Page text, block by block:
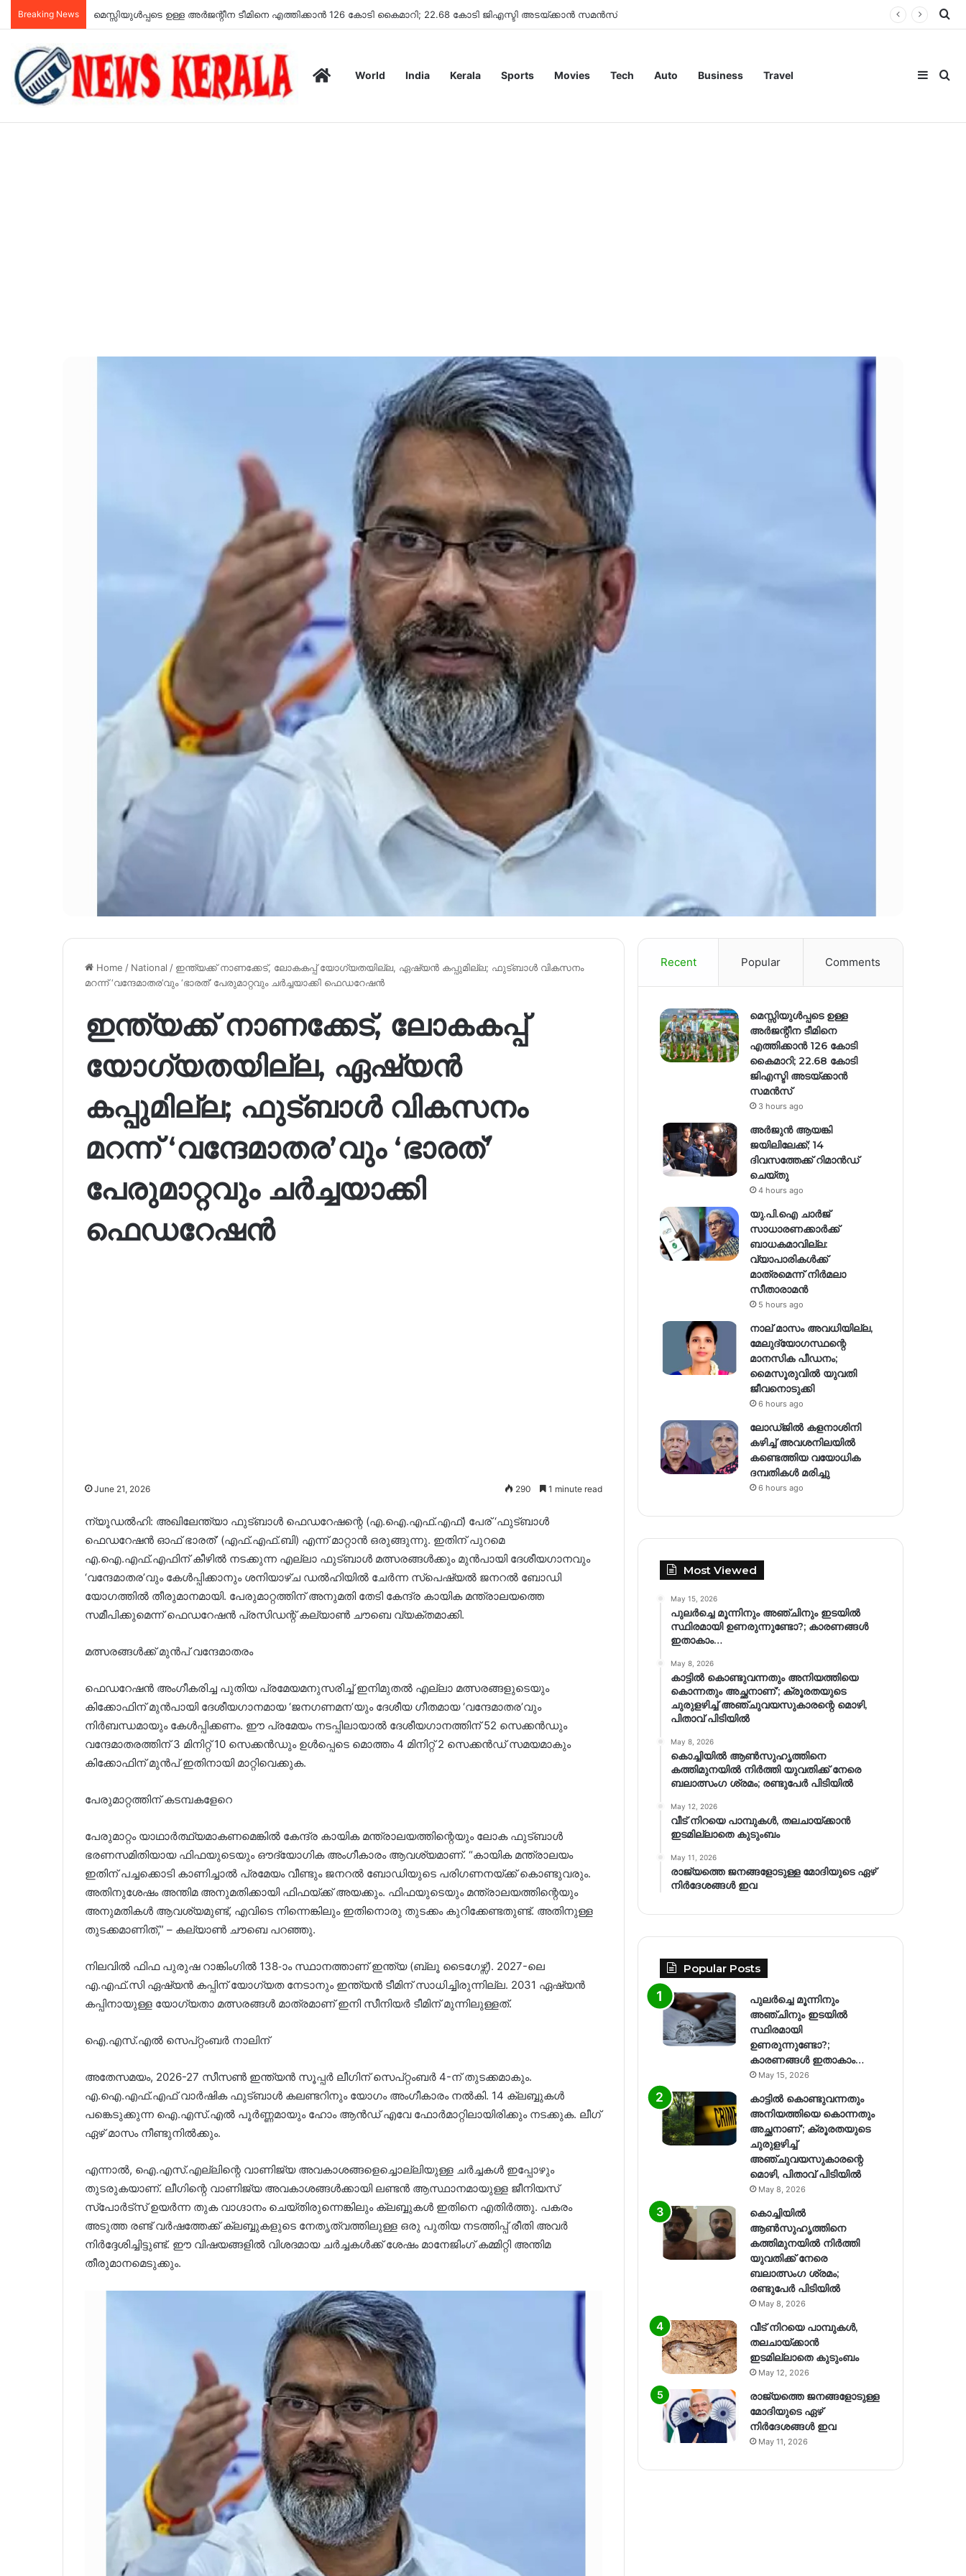
Breaking News അർജുൻ ആയങ്കി ജയിലിലേക്ക്; 14 ദിവസത്തേക്ക് റിമാൻഡ് ചെയ്തു
HomeWorld India Kerala Sports Movies Tech Auto Business Travel
Home / National / ഇന്ത്യക്ക് നാണക്കേട്, ലോകകപ്പ് യോഗ്യതയില്ല, ഏഷ്യൻ കപ്പുമില്ല; ഫുട്ബാൾ വികസനം
മറന്ന് ‘വന്ദേമാതര’വും ‘ഭാരത്’ പേരുമാറ്റവും ചർച്ചയാക്കി ഫെഡറേഷൻ
ഇന്ത്യക്ക് നാണക്കേട്, ലോകകപ്പ്
യോഗ്യതയില്ല, ഏഷ്യൻ
കപ്പുമില്ല; ഫുട്ബാൾ വികസനം
മറന്ന് ‘വന്ദേമാതര’വും ‘ഭാരത്’
പേരുമാറ്റവും ചർച്ചയാക്കി
ഫെഡറേഷൻ
June 21, 2026 290 1 minute read
ന്യൂഡൽഹി: അഖിലേന്ത്യാ ഫുട്ബാൾ ഫെഡറേഷന്റെ (എ.ഐ.എഫ്.എഫ്) പേര് ‘ഫുട്ബാൾ
ഫെഡറേഷൻ ഓഫ് ഭാരത്’ (എഫ്.എഫ്.ബി) എന്ന് മാറ്റാൻ ഒരുങ്ങുന്നു. ഇതിന് പുറമെ
എ.ഐ.എഫ്.എഫിന് കീഴിൽ നടക്കുന്ന എല്ലാ ഫുട്ബാൾ മത്സരങ്ങൾക്കും മുൻപായി ദേശീയഗാനവും
‘വന്ദേമാതര’വും കേൾപ്പിക്കാനും ശനിയാഴ്ച ഡൽഹിയിൽ ചേർന്ന സ്പെഷ്യൽ ജനറൽ ബോഡി
യോഗത്തിൽ തീരുമാനമായി. പേരുമാറ്റത്തിന് അനുമതി തേടി കേന്ദ്ര കായിക മന്ത്രാലയത്തെ
സമീപിക്കുമെന്ന് ഫെഡറേഷൻ പ്രസിഡന്റ് കല്യാൺ ചൗബെ വ്യക്തമാക്കി.
മത്സരങ്ങൾക്ക് മുൻപ് വന്ദേമാതരം
ഫെഡറേഷൻ അംഗീകരിച്ച പുതിയ പ്രമേയമനുസരിച്ച് ഇനിമുതൽ എല്ലാ മത്സരങ്ങളുടെയും
കിക്കോഫിന് മുൻപായി ദേശീയഗാനമായ ‘ജനഗണമന’യും ദേശീയ ഗീതമായ ‘വന്ദേമാതര’വും
നിർബന്ധമായും കേൾപ്പിക്കണം. ഈ പ്രമേയം നടപ്പിലായാൽ ദേശീയഗാനത്തിന് 52 സെക്കൻഡും
വന്ദേമാതരത്തിന് 3 മിനിറ്റ് 10 സെക്കൻഡും ഉൾപ്പെടെ മൊത്തം 4 മിനിറ്റ് 2 സെക്കൻഡ് സമയമാകും
കിക്കോഫിന് മുൻപ് ഇതിനായി മാറ്റിവെക്കുക.
പേരുമാറ്റത്തിന് കടമ്പകളേറെ
പേരുമാറ്റം യാഥാർത്ഥ്യമാകണമെങ്കിൽ കേന്ദ്ര കായിക മന്ത്രാലയത്തിന്റെയും ലോക ഫുട്ബാൾ
ഭരണസമിതിയായ ഫിഫയുടെയും ഔദ്യോഗിക അംഗീകാരം ആവശ്യമാണ്. “കായിക മന്ത്രാലയം
ഇതിന് പച്ചക്കൊടി കാണിച്ചാൽ പ്രമേയം വീണ്ടും ജനറൽ ബോഡിയുടെ പരിഗണനയ്ക്ക് കൊണ്ടുവരും.
അതിനുശേഷം അന്തിമ അനുമതിക്കായി ഫിഫയ്ക്ക് അയക്കും. ഫിഫയുടെയും മന്ത്രാലയത്തിന്റെയും
അനുമതികൾ ആവശ്യമുണ്ട്, എവിടെ നിന്നെങ്കിലും ഇതിനൊരു തുടക്കം കുറിക്കേണ്ടതുണ്ട്. അതിനുള്ള
തുടക്കമാണിത്,” – കല്യാൺ ചൗബെ പറഞ്ഞു.
നിലവിൽ ഫിഫ പുരുഷ റാങ്കിംഗിൽ 138-ാം സ്ഥാനത്താണ് ഇന്ത്യ (ബ്ലൂ ടൈഗേഴ്സ്). 2027-ലെ
എ.എഫ്.സി ഏഷ്യൻ കപ്പിന് യോഗ്യത നേടാനും ഇന്ത്യൻ ടീമിന് സാധിച്ചിരുന്നില്ല. 2031 ഏഷ്യൻ
കപ്പിനായുള്ള യോഗ്യതാ മത്സരങ്ങൾ മാത്രമാണ് ഇനി സീനിയർ ടീമിന് മുന്നിലുള്ളത്.
ഐ.എസ്.എൽ സെപ്റ്റംബർ നാലിന്
അതേസമയം, 2026-27 സീസൺ ഇന്ത്യൻ സൂപ്പർ ലീഗിന് സെപ്റ്റംബർ 4-ന് തുടക്കമാകും.
എ.ഐ.എഫ്.എഫ് വാർഷിക ഫുട്ബാൾ കലണ്ടറിനും യോഗം അംഗീകാരം നൽകി. 14 ക്ലബ്ബുകൾ
പങ്കെടുക്കുന്ന ഐ.എസ്.എൽ പൂർണ്ണമായും ഹോം ആൻഡ് എവേ ഫോർമാറ്റിലായിരിക്കും നടക്കുക. ലീഗ്
ഏഴ് മാസം നീണ്ടുനിൽക്കും.
എന്നാൽ, ഐ.എസ്.എല്ലിന്റെ വാണിജ്യ അവകാശങ്ങളെച്ചൊല്ലിയുള്ള ചർച്ചകൾ ഇപ്പോഴും
തുടരുകയാണ്. ലീഗിന്റെ വാണിജ്യ അവകാശങ്ങൾക്കായി ലണ്ടൻ ആസ്ഥാനമായുള്ള ജീനിയസ്
സ്പോർട്സ് ഉയർന്ന തുക വാഗ്ദാനം ചെയ്തിരുന്നെങ്കിലും ക്ലബ്ബുകൾ ഇതിനെ എതിർത്തു. പകരം
അടുത്ത രണ്ട് വർഷത്തേക്ക് ക്ലബ്ബുകളുടെ നേതൃത്വത്തിലുള്ള ഒരു പുതിയ നടത്തിപ്പ് രീതി അവർ
നിർദ്ദേശിച്ചിട്ടുണ്ട്. ഈ വിഷയങ്ങളിൽ വിശദമായ ചർച്ചകൾക്ക് ശേഷം മാനേജിംഗ് കമ്മിറ്റി അന്തിമ
തീരുമാനമെടുക്കും.
Recent Popular Comments
മെസ്സിയുൾപ്പടെ ഉള്ള
അർജന്റീന ടീമിനെ
എത്തിക്കാൻ 126 കോടി
കൈമാറി; 22.68 കോടി
ജിഎസ്ടി അടയ്ക്കാൻ
സമൻസ്
3 hours ago
അർജുൻ ആയങ്കി
ജയിലിലേക്ക്; 14
ദിവസത്തേക്ക് റിമാൻഡ്
ചെയ്തു
4 hours ago
യു.പി.ഐ ചാർജ്
സാധാരണക്കാർക്ക്
ബാധകമാവില്ല:
വ്യാപാരികൾക്ക്
മാത്രമെന്ന് നിർമലാ
സീതാരാമൻ
5 hours ago
നാല് മാസം അവധിയില്ല,
മേലുദ്യോഗസ്ഥന്റെ
മാനസിക പീഡനം;
മൈസൂരുവിൽ യുവതി
ജീവനൊടുക്കി
6 hours ago
ലോഡ്ജിൽ കളനാശിനി
കഴിച്ച് അവശനിലയിൽ
കണ്ടെത്തിയ വയോധിക
ദമ്പതികൾ മരിച്ചു
6 hours ago
Most Viewed
May 15, 2026
പുലർച്ചെ മൂന്നിനും അഞ്ചിനും ഇടയിൽ
സ്ഥിരമായി ഉണരുന്നുണ്ടോ?; കാരണങ്ങള്‍
ഇതാകാം…
May 8, 2026
കാട്ടിൽ കൊണ്ടുവന്നതും അനിയത്തിയെ
കൊന്നതും അച്ഛനാണ്’; ക്രൂരതയുടെ
ചുരുളഴിച്ച് അഞ്ചുവയസുകാരന്റെ മൊഴി,
പിതാവ് പിടിയിൽ
May 8, 2026
കൊച്ചിയിൽ ആൺസുഹൃത്തിനെ
കത്തിമുനയിൽ നിർത്തി യുവതിക്ക് നേരെ
ബലാത്സംഗ​ ശ്രമം; രണ്ടുപേർ പിടിയിൽ
May 12, 2026
വീട് നിറയെ പാമ്പുകൾ, തലചായ്ക്കാൻ
ഇടമില്ലാതെ കുടുംബം
May 11, 2026
രാജ്യത്തെ ജനങ്ങളോടുള്ള മോദിയുടെ ഏഴ്
നിര്‍ദേശങ്ങള്‍ ഇവ
Popular Posts
പുലർച്ചെ മൂന്നിനും
അഞ്ചിനും ഇടയിൽ
സ്ഥിരമായി
ഉണരുന്നുണ്ടോ?;
കാരണങ്ങള്‍ ഇതാകാം…
May 15, 2026
കാട്ടിൽ കൊണ്ടുവന്നതും
അനിയത്തിയെ കൊന്നതും
അച്ഛനാണ്’; ക്രൂരതയുടെ
ചുരുളഴിച്ച്
അഞ്ചുവയസുകാരന്റെ
മൊഴി, പിതാവ് പിടിയിൽ
May 8, 2026
കൊച്ചിയിൽ
ആൺസുഹൃത്തിനെ
കത്തിമുനയിൽ നിർത്തി
യുവതിക്ക് നേരെ
ബലാത്സംഗ​ ശ്രമം;
രണ്ടുപേർ പിടിയിൽ
May 8, 2026
വീട് നിറയെ പാമ്പുകൾ,
തലചായ്ക്കാൻ
ഇടമില്ലാതെ കുടുംബം
May 12, 2026
രാജ്യത്തെ ജനങ്ങളോടുള്ള
മോദിയുടെ ഏഴ്
നിര്‍ദേശങ്ങള്‍ ഇവ
May 11, 2026